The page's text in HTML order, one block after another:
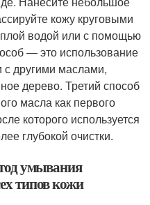
кожу круговыми
водой или с помощью
— это использование
с другими маслами,
дерево. Третий способ
масла как первого
которого используется
глубокой очистки.
умывания
типов кожи